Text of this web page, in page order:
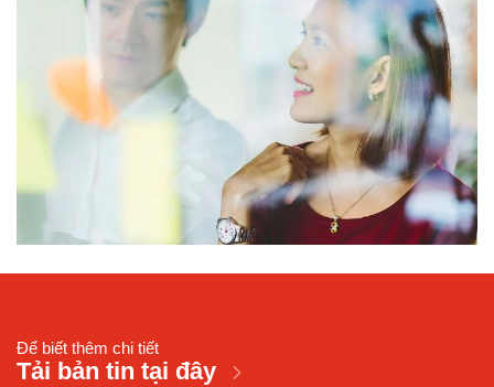
Để biết thêm chi tiết
Tải bản tin tại đây